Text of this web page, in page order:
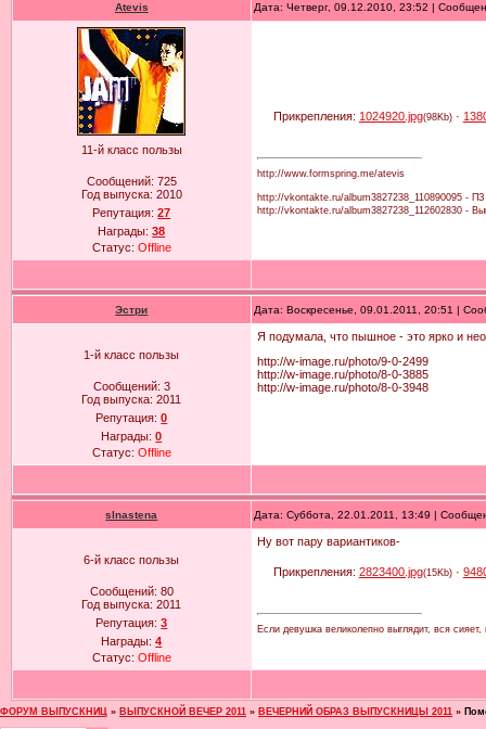
Atevis Дата: Четверг, 09.12.2010, 23:52 |
11-й класс пользы
Сообщений: 725
Год выпуска: 2010
Репутация:27
Награды:38
Статус: Offline
Прикрепления: 1024920.jpg(98Kb)·
http://www.formspring.me/atevis
http://vkontakte.ru/album3827238_110890095 - ПЗ
http://vkontakte.ru/album3827238_112602830 -
Эстри Дата: Воскресенье, 09.01.2011, 20:51 |
1-й класс пользы
Сообщений: 3
Год выпуска:2011
Репутация:0
Награды:0
Статус: Offline
Я подумала, что пышное - это ярко и
http://w-image.ru/photo/9-0-2499
http://w-image.ru/photo/8-0-3885
http://w-image.ru/photo/8-0-3948
slnastena Дата: Суббота, 22.01.2011, 13:49 |
6-й класс пользы
Сообщений: 80
Год выпуска:2011
Репутация:3
Награды:4
Статус: Offline
Ну вот пару вариантиков-
Прикрепления: 2823400.jpg(15Kb)·
Если девушка великолепно выглядит, вся
ФОРУМ ВЫПУСКНИЦ » ВЫПУСКНОЙ ВЕЧЕР 2011 » ВЕЧЕРНИЙ ОБРАЗ ВЫПУСКНИЦЫ 2011 »